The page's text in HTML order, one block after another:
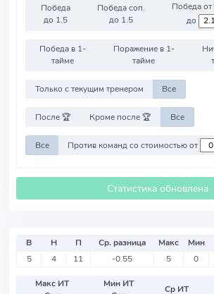
Победа
до 1.5
Победа соп.
до 1.5
Победа от
до
Победа в 1-
тайме
Поражение в 1-
тайме
Только с текущим тренером Все
После 🏆 Кроме после 🏆 Все
Все Против команд со стоимостью от
Статистика обновлена
В Н П Ср. разница Макс Мин
5
4 11 -0.55 5 0
Макс ИТ
Мин ИТ
Ср ИТ